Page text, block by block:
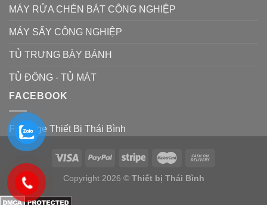
MÁY RỬA CHÉN BÁT CÔNG NGHIỆP
MÁY SẤY CÔNG NGHIỆP
TỦ TRƯNG BÀY BÁNH
TỦ ĐÔNG - TỦ MÁT
FACEBOOK
Fanpage Thiết Bị Thái Bình
Copyright 2026 © Thiết bị Thái Bình